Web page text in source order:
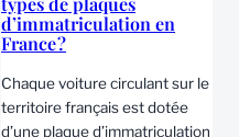
d’immatriculation en
France ?
Chaque voiture circulant sur le
territoire français est dotée
d’une plaque d’immatriculation